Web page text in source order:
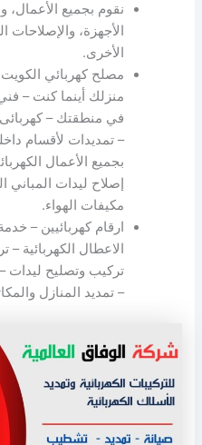
نقوم بجميع الأعمال،
الأجهزة، والإصلاحات
الأخرى.
مصلح كهربائي
منزلك أينما كنت –
في منطقتك –
– تمديدات لأقسام
بجميع الأعمال
إصلاح ليدات المباني
مكيفات الهواء.
ارقام كهربائيين –
الاعطال
تركيب وتصليح ليدات
– تمديد المنازل